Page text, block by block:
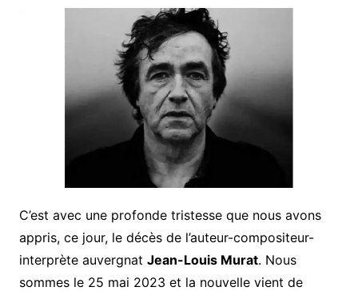
C’est avec une profonde tristesse que nous avons
appris, ce jour, le décès de l’auteur-compositeur-
interprète auvergnat Jean-Louis Murat. Nous
sommes le 25 mai 2023 et la nouvelle vient de